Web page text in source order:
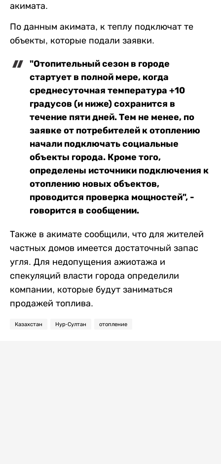
акимата.
По данным акимата, к теплу подключат те
объекты, которые подали заявки.
"Отопительный сезон в городе
стартует в полной мере, когда
среднесуточная температура +10
градусов (и ниже) сохранится в
течение пяти дней. Тем не менее, по
заявке от потребителей к отоплению
начали подключать социальные
объекты города. Кроме того,
определены источники подключения к
отоплению новых объектов,
проводится проверка мощностей", -
говорится в сообщении.
Также в акимате сообщили, что для жителей
частных домов имеется достаточный запас
угля. Для недопущения ажиотажа и
спекуляций власти города определили
компании, которые будут заниматься
продажей топлива.
Казахстан Нур-Султан отопление